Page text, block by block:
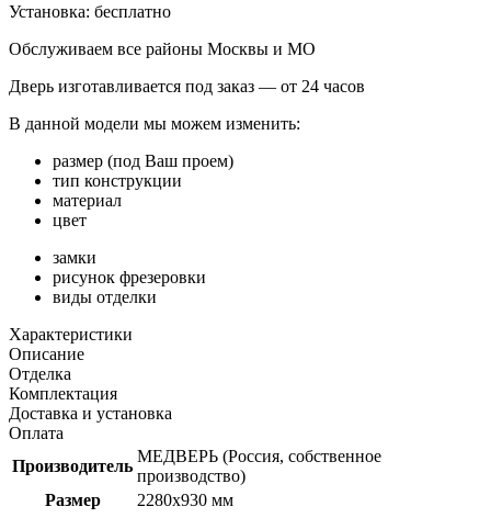
Установка: бесплатно
Обслуживаем все районы Москвы и МО
Дверь изготавливается под заказ — от 24 часов
В данной модели мы можем изменить:
размер (под Ваш проем)
тип конструкции
материал
цвет
замки
рисунок фрезеровки
виды отделки
Характеристики
Описание
Отделка
Комплектация
Доставка и установка
Оплата
Производитель
МЕДВЕРЬ (Россия, собственное
производство)
Размер
2280x930 мм